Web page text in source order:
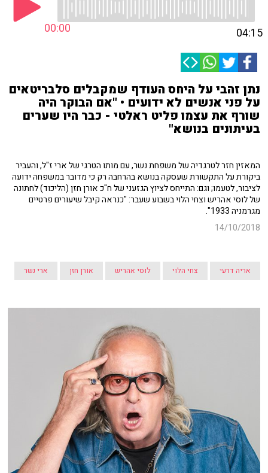
00:00 04:15
נתן זהבי על היחס העודף שמקבלים סלבריטאים
על פני אנשים לא ידועים • "אם הבוקר היה
שורף את עצמו פליט ראלטי - כבר היו שערים
בעיתונים בנושא"
המאזין חזר לטרגדיה של משפחת נשר, עם מותו הטרגי של ארי ז"ל, והעביר
ביקורת על התקשורת שעסקה בנושא בהרחבה רק כי מדובר במשפחה ידועה
לציבור, לטעמו; וגם: התייחס לציוץ הגזעני של ח"כ אורן חזן (הליכוד) לחתונה
של לוסי אהריש וצחי הלוי בשבוע שעבר: "כנראה קיבל שיעורים פרטיים
מגרמניה 1933".
14/10/2018
אריה דרעי צחי הלוי לוסי אהריש אורן חזן ארי נשר